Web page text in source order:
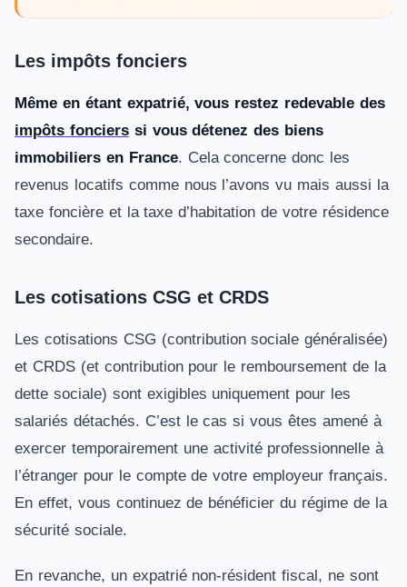
Les impôts fonciers
Même en étant expatrié, vous restez redevable des
impôts foncierssi vous détenez des biens
immobiliers en France. Cela concerne donc les
revenus locatifs comme nous l’avons vu mais aussi la
taxe foncière et la taxe d’habitation de votre résidence
secondaire.
Les cotisations CSG et CRDS
Les cotisations CSG (contribution sociale généralisée)
et CRDS (et contribution pour le remboursement de la
dette sociale) sont exigibles uniquement pour les
salariés détachés. C’est le cas si vous êtes amené à
exercer temporairement une activité professionnelle à
l’étranger pour le compte de votre employeur français.
En effet, vous continuez de bénéficier du régime de la
sécurité sociale.
En revanche, un expatrié non-résident fiscal, ne sont